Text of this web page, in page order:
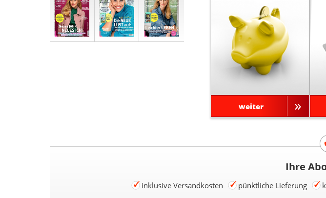
weiter
Ihre
inklusive Versandkosten pünktliche Lieferung